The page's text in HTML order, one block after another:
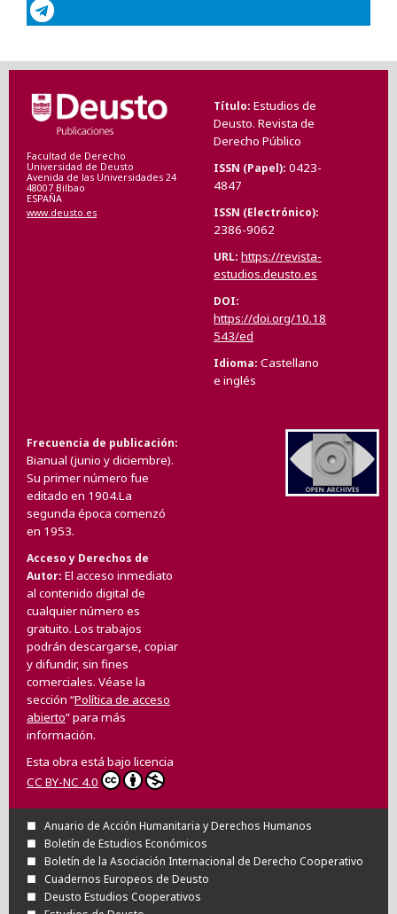
Facultad de Derecho
Universidad de Deusto
Avenida de las Universidades 24
48007 Bilbao
ESPAÑA
www.deusto.es
Título Estudios de
Deusto. Revista de
Derecho Público
ISSN (Papel) 0423-
4847
ISSN (Electrónico)
2386-9062
URL https://revista-
estudios.deusto.es
DOI
https://doi.org/10.18
543/ed
Idioma Castellano
e inglés
Frecuencia de publicación
Bianual (junio y diciembre).
Su primer número fue
editado en 1904.La
segunda época comenzó
en 1953.
Acceso y Derechos de
Autor El acceso inmediato
al contenido digital de
cualquier número es
gratuito. Los trabajos
podrán descargarse, copiar
y difundir, sin fines
comerciales. Véase la
sección “Política de acceso
abierto” para más
información.
Esta obra está bajo licencia
CC BY-NC 4.0
Anuario de Acción Humanitaria y Derechos Humanos
Boletín de Estudios Económicos
Boletín de la Asociación Internacional de Derecho Cooperativo
Cuadernos Europeos de Deusto
Deusto Estudios Cooperativos